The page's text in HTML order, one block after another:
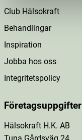
Club Hälsokraft
Behandlingar
Inspiration
Jobba hos oss
Integritetspolicy
Företagsuppgifter
Hälsokraft H.K. AB